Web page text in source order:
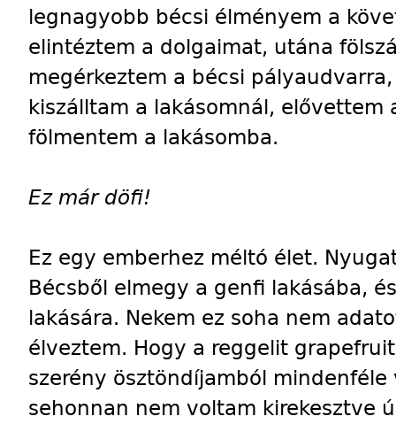
legnagyobb bécsi élményem a
elintéztem a dolgaimat, utána
megérkeztem a bécsi
kiszálltam a lakásomnál, elővettem
fölmentem a lakásomba.
Ez már döfi!
Ez egy emberhez méltó élet.
Bécsből elmegy a genfi lakásába,
lakására. Nekem ez soha nem
élveztem. Hogy a reggelit
szerény ösztöndíjamból
sehonnan nem voltam kirekesztve